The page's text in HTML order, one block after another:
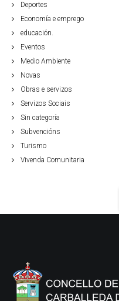
Deportes
Economía e emprego
educación.
Eventos
Medio Ambiente
Novas
Obras e servizos
Servizos Sociais
Sin categoría
Subvencións
Turismo
Vivenda Comunitaria